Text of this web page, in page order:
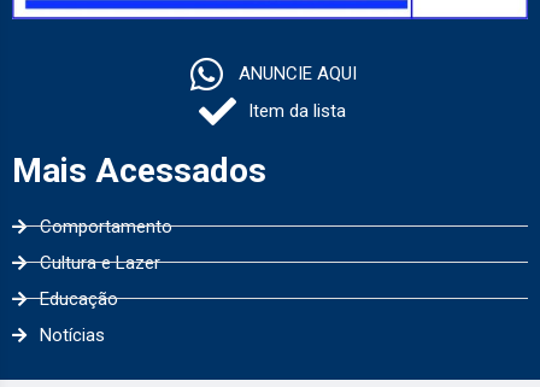
ANUNCIE AQUI
Item da lista
Mais Acessados
Comportamento
Cultura e Lazer
Educação
Notícias